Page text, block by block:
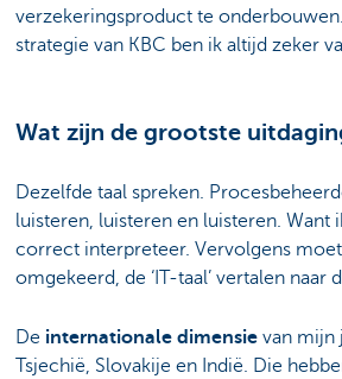
verzekeringsproduct te
strategie van KBC ben ik altijd zeker
Wat zijn de grootste
Dezelfde taal spreken.
luisteren, luisteren en luisteren.
correct interpreteer. Vervolgens moet
omgekeerd, de ‘IT-taal’ vertalen naar
De internationale dimensie van mijn
Tsjechië, Slovakije en Indië. Die